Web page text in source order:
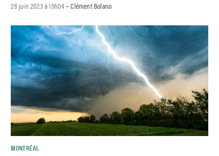
28 juin 2023 à 15h04 -Clément Bolano
MONTRÉAL